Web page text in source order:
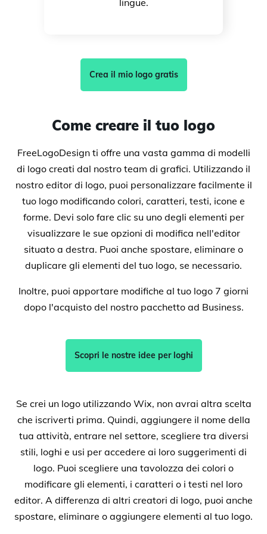
lingue.
Crea il mio logo gratis
Come creare il tuo logo
FreeLogoDesign ti offre una vasta gamma di modelli
di logo creati dal nostro team di grafici. Utilizzando il
nostro editor di logo, puoi personalizzare facilmente il
tuo logo modificando colori, caratteri, testi, icone e
forme. Devi solo fare clic su uno degli elementi per
visualizzare le sue opzioni di modifica nell'editor
situato a destra. Puoi anche spostare, eliminare o
duplicare gli elementi del tuo logo, se necessario.
Inoltre, puoi apportare modifiche al tuo logo 7 giorni
dopo l'acquisto del nostro pacchetto ad Business.
Scopri le nostre idee per loghi
Se crei un logo utilizzando Wix, non avrai altra scelta
che iscriverti prima. Quindi, aggiungere il nome della
tua attività, entrare nel settore, scegliere tra diversi
stili, loghi e usi per accedere ai loro suggerimenti di
logo. Puoi scegliere una tavolozza dei colori o
modificare gli elementi, i caratteri o i testi nel loro
editor. A differenza di altri creatori di logo, puoi anche
spostare, eliminare o aggiungere elementi al tuo logo.